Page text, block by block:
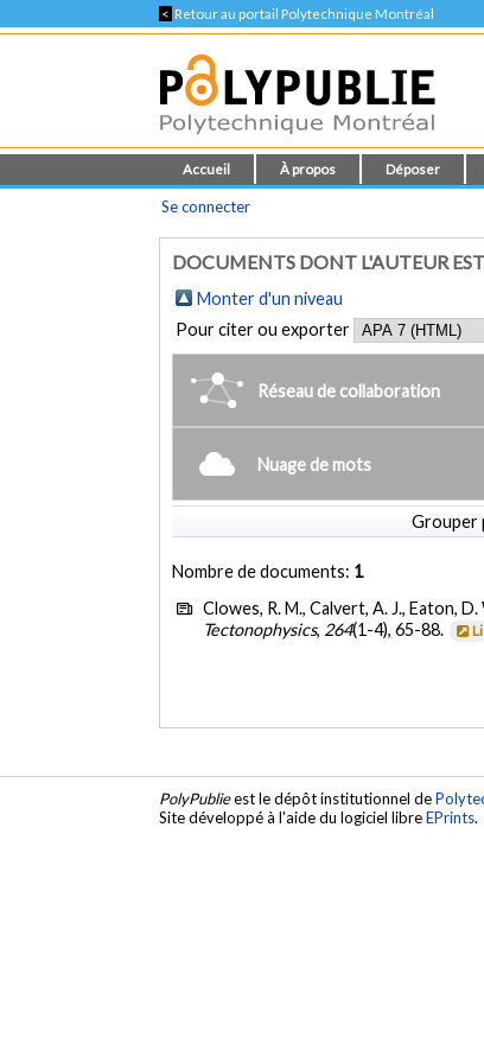
< Retour au portail Polytechnique Montréal
Accueil À propos Déposer
Se connecter
DOCUMENTS DONT L'AUTEUR
Monter d'un niveau
Pour citer ou exporter
Réseau de collaboration
Nuage de mots
Grouper
Nombre de documents: 1
Clowes, R. M., Calvert, A. J., Eaton, D.
Tectonophysics, 264(1-4), 65-88.
PolyPublieest le dépôt institutionnel de
Site développé à l'aide du logiciel libreEPrints.